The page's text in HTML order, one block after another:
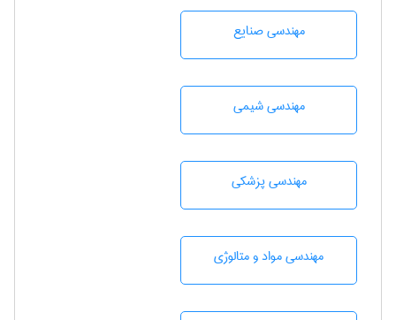
مهندسی صنايع
مهندسي شيمی
مهندسی پزشکی
مهندسی مواد و متالوژی